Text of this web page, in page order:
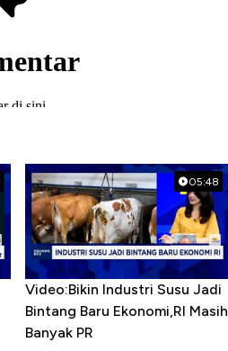
05:48
Video:Bikin Industri Susu Jadi
Bintang Baru Ekonomi,RI Masih
Banyak PR